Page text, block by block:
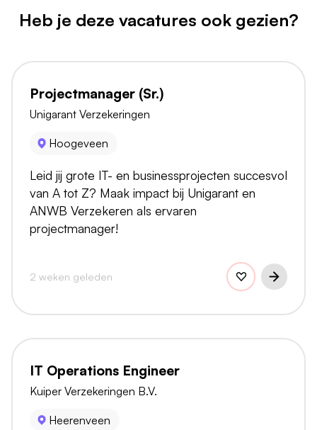
Heb je deze vacatures ook gezien?
Projectmanager (Sr.)
Unigarant Verzekeringen
Hoogeveen
Leid jij grote IT- en businessprojecten succesvol
van A tot Z? Maak impact bij Unigarant en
ANWB Verzekeren als ervaren
projectmanager!
2 weken geleden
IT Operations Engineer
Kuiper Verzekeringen B.V.
Heerenveen